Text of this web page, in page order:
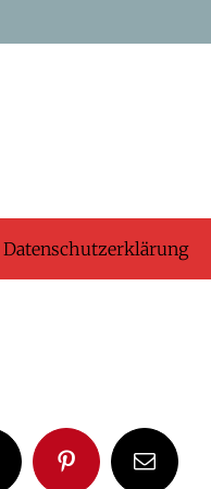
PinterestE-
Datenschutzerklärung